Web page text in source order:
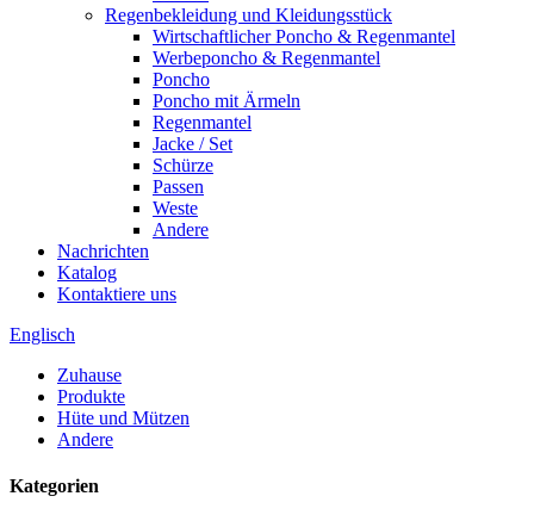
Regenbekleidung und Kleidungsstück
Wirtschaftlicher Poncho & Regenmantel
Werbeponcho & Regenmantel
Poncho
Poncho mit Ärmeln
Regenmantel
Jacke / Set
Schürze
Passen
Weste
Andere
Nachrichten
Katalog
Kontaktiere uns
Englisch
Zuhause
Produkte
Hüte und Mützen
Andere
Kategorien